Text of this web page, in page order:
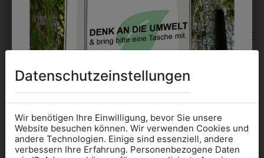
0ISKSWEATJA02
KINDERSWEATJACKE
MIT SCHULLOGO
0ISK4063801
KINDER
KAPUTZENSWEATJACKE
MIT SCHULLOGO
Datenschutzeinstellungen
Wir benötigen Ihre Einwilligung, bevor Sie unsere
Website besuchen können. Wir verwenden Cookies und
andere Technologien. Einige sind essenziell, andere
verbessern Ihre Erfahrung. Personenbezogene Daten